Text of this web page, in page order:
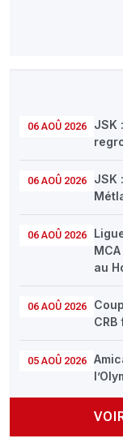
06 AOÛ 2026
JSK
06 AOÛ 2026
JSK
06 AOÛ 2026
au
06 AOÛ 2026
05 AOÛ 2026